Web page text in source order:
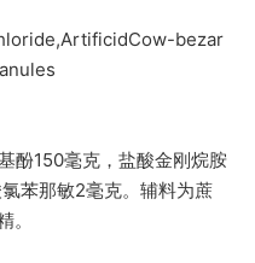
bezar
酚150毫克，盐酸金刚烷胺
苯那敏2毫克。辅料为蔗